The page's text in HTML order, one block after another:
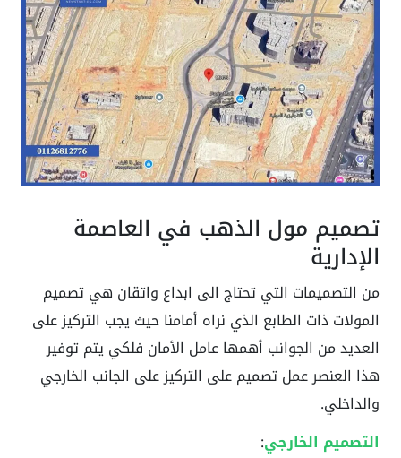
تصميم مول الذهب في العاصمة
الإدارية
من التصميمات التي تحتاج الى ابداع واتقان هي تصميم
المولات ذات الطابع الذي نراه أمامنا حيث يجب التركيز على
العديد من الجوانب أهمها عامل الأمان فلكي يتم توفير
هذا العنصر عمل تصميم على التركيز على الجانب الخارجي
والداخلي.
التصميم الخارجي: